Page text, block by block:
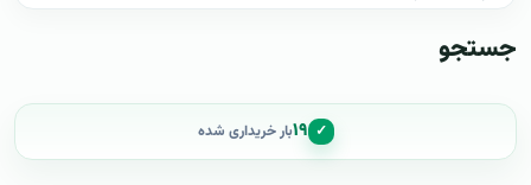
جستجو
✓ ۱۹بار خریداری شده